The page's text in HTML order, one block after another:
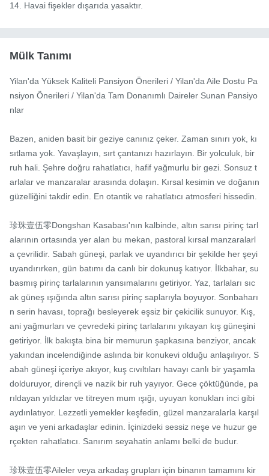
14. Havai fişekler dışarıda yasaktır.
Mülk Tanımı
Yilan'da Yüksek Kaliteli Pansiyon Önerileri / Yilan'da Aile Dostu Pa
nsiyon Önerileri / Yilan'da Tam Donanımlı Daireler Sunan Pansiyo
nlar
Bazen, aniden basit bir geziye canınız çeker. Zaman sınırı yok, kı
sıtlama yok. Yavaşlayın, sırt çantanızı hazırlayın. Bir yolculuk, bir
ruh hali. Şehre doğru rahatlatıcı, hafif yağmurlu bir gezi. Sonsuz t
arlalar ve manzaralar arasında dolaşın. Kırsal kesimin ve doğanın
güzelliğini takdir edin. En otantik ve rahatlatıcı atmosferi hissedin.
珍珠壹伍零Dongshan Kasabası'nın kalbinde, altın sarısı pirinç tarl
alarının ortasında yer alan bu mekan, pastoral kırsal manzaralarl
a çevrilidir. Sabah güneşi, parlak ve uyandırıcı bir şekilde her şeyi
uyandırırken, gün batımı da canlı bir dokunuş katıyor. İlkbahar, su
basmış pirinç tarlalarının yansımalarını getiriyor. Yaz, tarlaları sıc
ak güneş ışığında altın sarısı pirinç saplarıyla boyuyor. Sonbaharı
n serin havası, toprağı besleyerek eşsiz bir çekicilik sunuyor. Kış,
ani yağmurları ve çevredeki pirinç tarlalarını yıkayan kış güneşini
getiriyor. İlk bakışta bina bir memurun şapkasına benziyor, ancak
yakından incelendiğinde aslında bir konukevi olduğu anlaşılıyor. S
abah güneşi içeriye akıyor, kuş cıvıltıları havayı canlı bir yaşamla
dolduruyor, dirençli ve nazik bir ruh yayıyor. Gece çöktüğünde, pa
rıldayan yıldızlar ve titreyen mum ışığı, uyuyan konukları inci gibi
aydınlatıyor. Lezzetli yemekler keşfedin, güzel manzaralarla karşıl
aşın ve yeni arkadaşlar edinin. İçinizdeki sessiz neşe ve huzur ge
rçekten rahatlatıcı. Sanırım seyahatin anlamı belki de budur.
珍珠壹伍零Aileler veya arkadaş grupları için binanın tamamını kir